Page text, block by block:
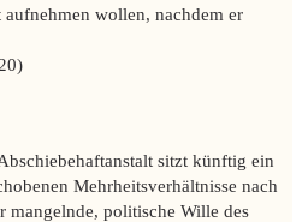
wollen, nachdem er
sitzt künftig ein
Mehrheitsverhältnisse nach
mangelnde, politische Wille des